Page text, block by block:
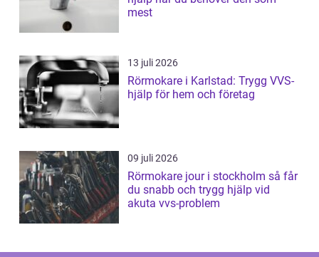
mest
13 juli 2026
Rörmokare i Karlstad: Trygg VVS-
hjälp för hem och företag
09 juli 2026
Rörmokare jour i stockholm så får
du snabb och trygg hjälp vid
akuta vvs-problem